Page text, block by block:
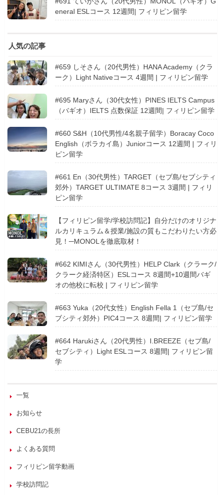
eneral ESLコース 12週間| フィリピン留学
人気の記事
#659 しそさん（20代男性）HANA Academy（クラ
ーク）Light Nativeコース 4週間 | フィリピン留学
#695 Maryさん（30代女性）PINES IELTS Campus
（バギオ）IELTS 点数保証 12週間| フィリピン留学
#660 S&H（10代男性/4名親子留学）Boracay Coco
English（ボラカイ島）Juniorコース 12週間 | フィリ
ピン留学
#661 En（30代男性）TARGET（セブ島/セブシティ
郊外）TARGET ULTIMATE 8コース 3週間 | フィリ
ピン留学
【フィリピン留学/学校訪問記】自分だけのオリジナ
ルカリキュラム＆授業/施設の質もこだわりたい方必
見！─MONOLを徹底取材！
#662 KIMIさん（30代男性）HELP Clark（クラーク/
クラーク経済特区）ESLコース 8週間+10週間バギ
オの他校に転校 | フィリピン留学
#663 Yuka（20代女性）English Fella 1（セブ島/セ
ブシティ郊外）PIC4コース 8週間| フィリピン留学
#664 Harukiさん（20代男性）I.BREEZE（セブ島/
セブシティ）Light ESLコース 8週間| フィリピン留
学
一覧
お知らせ
CEBU21の長所
よくある質問
フィリピン留学動画
学校訪問記